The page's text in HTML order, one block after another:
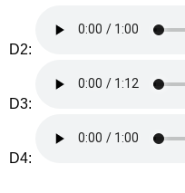
D2:
D3:
D4: